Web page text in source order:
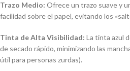
Trazo Medio: Ofrece un trazo suave y
facilidad sobre el papel, evitando los
Tinta de Alta Visibilidad: La tinta azul
de secado rápido, minimizando las
útil para personas zurdas).